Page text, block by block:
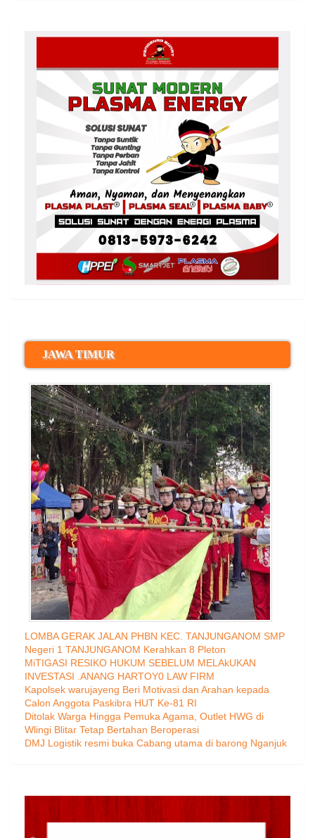
JAWA TIMUR
LOMBA GERAK JALAN PHBN KEC. TANJUNGANOM SMP
Negeri 1 TANJUNGANOM Kerahkan 8 Pleton
MiTIGASI RESIKO HUKUM SEBELUM MELAkUKAN
INVESTASI .ANANG HARTOY0 LAW FIRM
Kapolsek warujayeng Beri Motivasi dan Arahan kepada
Calon Anggota Paskibra HUT Ke-81 RI
Ditolak Warga Hingga Pemuka Agama, Outlet HWG di
Wlingi Blitar Tetap Bertahan Beroperasi
DMJ Logistik resmi buka Cabang utama di barong Nganjuk